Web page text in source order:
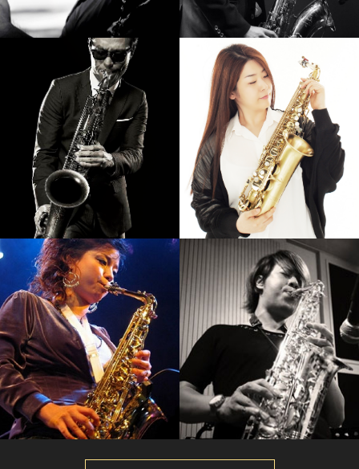
강의보기 강의보기
Calvin Park
강의보기
임민택
강의보기
정재현
강의보기
임정윤
강의보기